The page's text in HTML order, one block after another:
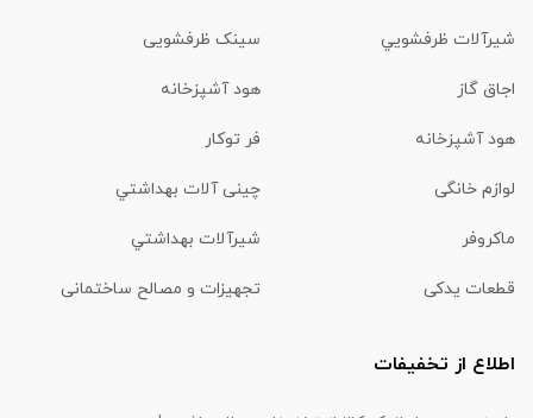
شیرآلات ظرفشويي سینک ظرفشویی
اجاق گاز هود آشپزخانه
هود آشپزخانه فر توکار
لوازم خانگی چینی آلات بهداشتي
ماكروفر شیرآلات بهداشتي
قطعات یدکی تجهیزات و مصالح ساختمانی
اطلاع از تخفیفات